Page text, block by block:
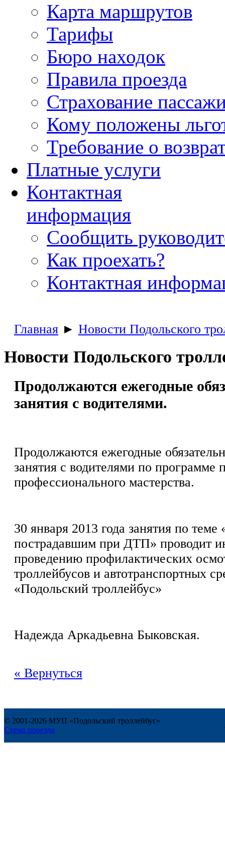
Карта маршрутов
Тарифы
Бюро находок
Правила проезда
Страхование
Кому положены
Требование о
Платные услуги
Контактная
информация
Сообщить
Как проехать?
Контактная
Главная ► Новости Подольского
Новости Подольского
Продолжаются ежегодные
занятия с водителями.
Продолжаются ежегодные
занятия с водителями по программе
профессионального мастерства.
30 января 2013 года занятия по
пострадавшим при ДТП» проводит
проведению профилактических
троллейбусов и автотранспортных
«Подольский троллейбус»
Надежда Аркадьевна Быковская.
« Вернуться
© 2001-2026 МУП «Подольский троллейбус»
Схема проезда